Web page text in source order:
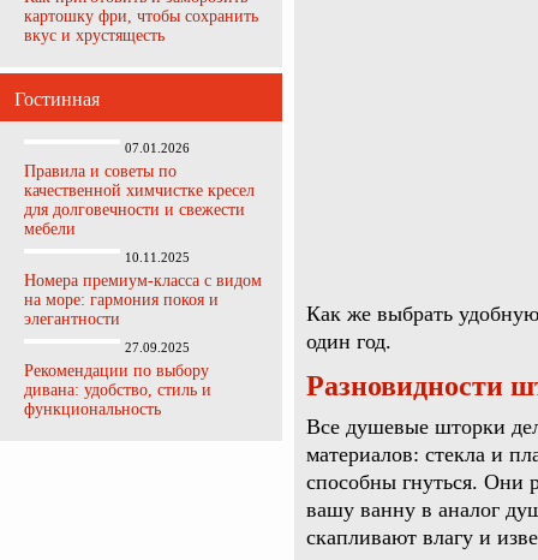
картошку фри, чтобы сохранить
вкус и хрустящесть
Гостинная
07.01.2026
Правила и советы по
качественной химчистке кресел
для долговечности и свежести
мебели
10.11.2025
Номера премиум-класса с видом
на море: гармония покоя и
элегантности
27.09.2025
Рекомендации по выбору
дивана: удобство, стиль и
функциональность
Как же выбрать
один год.
Разновидности
Все душевые шторки
материалов: стекла и
способны гнуться. Они
вашу ванну в аналог
скапливают влагу и